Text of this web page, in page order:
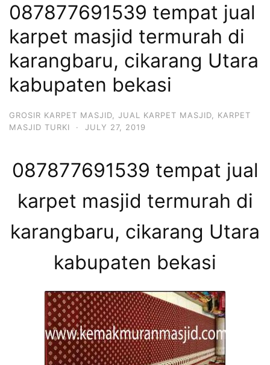
087877691539 tempat jual
karpet masjid termurah di
karangbaru, cikarang Utara
kabupaten bekasi
GROSIR KARPET MASJID JUAL KARPET MASJID
KARPET
MASJID TURKI
· JULY 27, 2019
087877691539 tempat jual
karpet masjid termurah di
karangbaru, cikarang Utara
kabupaten bekasi